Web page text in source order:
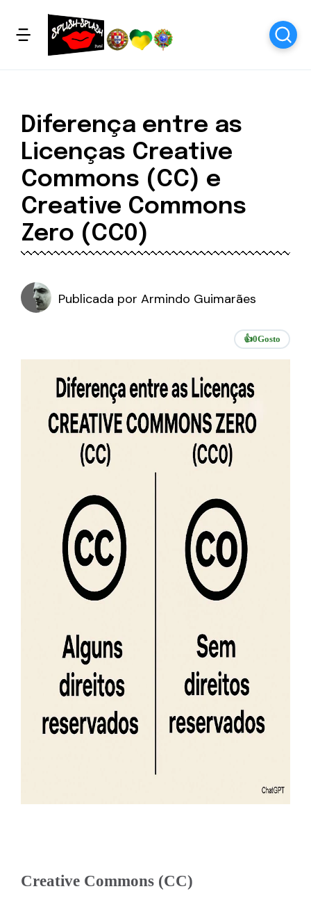
Diferença entre as
Licenças Creative
Commons (CC) e
Creative Commons
Zero (CC0)
Publicada por Armindo Guimarães
👍0Gosto
Creative Commons (CC)